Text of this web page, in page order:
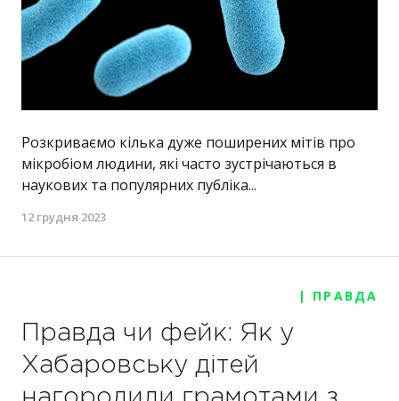
Розкриваємо кілька дуже поширених мітів про
мікробіом людини, які часто зустрічаються в
наукових та популярних публіка...
12 грудня 2023
| ПРАВДА
Правда чи фейк: Як у
Хабаровську дітей